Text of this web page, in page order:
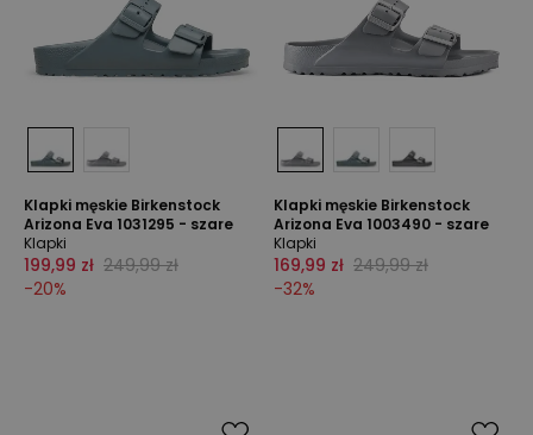
Klapki męskie Birkenstock
Arizona Eva 1031295 - szare
Klapki
199,99 zł 249,99 zł
-20%
Klapki męskie Birkenstock
Arizona Eva 1003490 - szare
Klapki
169,99 zł 249,99 zł
-32%